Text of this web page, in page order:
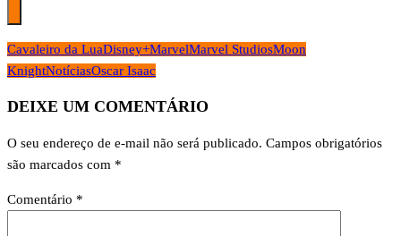
Cavaleiro da LuaDisney+MarvelMarvel StudiosMoon
KnightNotíciasOscar Isaac
DEIXE UM COMENTÁRIO
O seu endereço de e-mail não será publicado. Campos obrigatórios
são marcados com *
Comentário *